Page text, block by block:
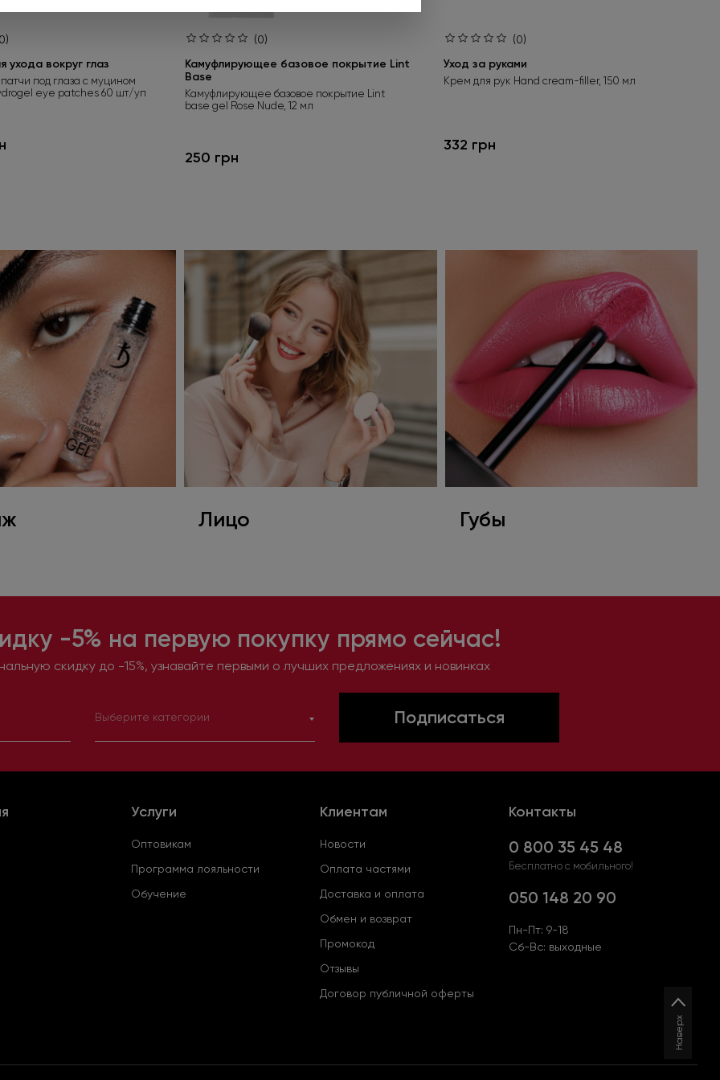
ухода вокруг глаз
под глаза с муцином
eye patches 60 шт/уп
(0)
Камуфлирующее базовое покрытие Lint
Base
Камуфлирующее базовое покрытие Lint
base gel Rose Nude, 12 мл
250 грн
(0)
Уход за руками
Крем для рук Hand cream-filler, 150 мл
332 грн
Лицо Губы
-5% на первую покупку прямо сейчас!
скидку до -15%, узнавайте первыми о лучших предложениях и новинках
Выберите категории Подписаться
Услуги
Оптовикам
Программа лояльности
Обучение
Клиентам
Новости
Оплата частями
Доставка и оплата
Обмен и возврат
Промокод
Отзывы
Договор публичной оферты
Контакты
0 800 35 45 48
Бесплатно с мобильного!
050 148 20 90
Пн-Пт: 9-18
Сб-Вс: выходные
Наверх